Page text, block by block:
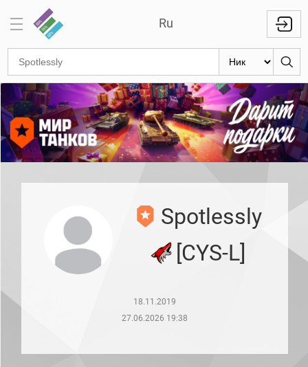
Ru
Отметки
на
стволах
Знаки
классности
Международный
рейтинг
Spotlessly
[CYS-L]
18.11.2019
27.06.2026 19:38